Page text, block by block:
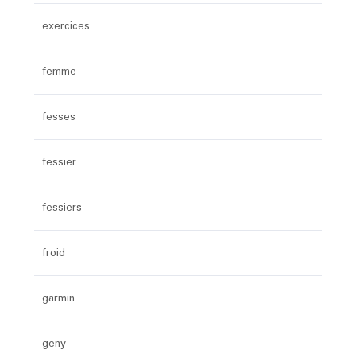
exercices
femme
fesses
fessier
fessiers
froid
garmin
geny